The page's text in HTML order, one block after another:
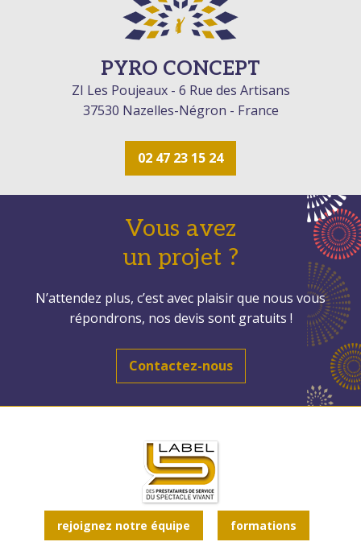
PYRO CONCEPT
ZI Les Poujeaux - 6 Rue des Artisans
37530 Nazelles-Négron - France
02 47 23 15 24
Vous avez
un projet ?
N’attendez plus, c’est avec plaisir que nous vous
répondrons, nos devis sont gratuits !
Contactez-nous
rejoignez notre équipe formations